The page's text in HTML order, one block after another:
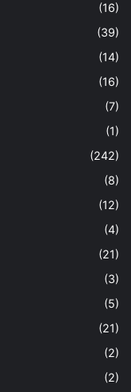
(16)
(39)
(14)
(16)
(7)
(1)
(242)
(8)
(12)
(4)
(21)
(3)
(5)
(21)
(2)
(2)